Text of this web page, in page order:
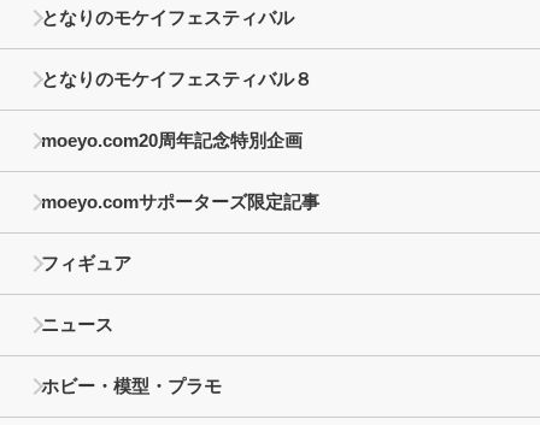
となりのモケイフェスティバル
となりのモケイフェスティバル８
moeyo.com20周年記念特別企画
moeyo.comサポーターズ限定記事
フィギュア
ニュース
ホビー・模型・プラモ